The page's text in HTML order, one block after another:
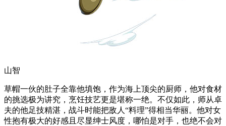
山智
草帽一伙的肚子全靠他填饱，作为海上顶尖的厨师，他对食材
的挑选极为讲究，烹饪技艺更是堪称一绝。不仅如此，师从卓
夫的他足技精湛，战斗时能把敌人“料理”得相当华丽。他对女
性抱有极大的好感且尽显绅士风度，哪怕是对手，也绝不会对